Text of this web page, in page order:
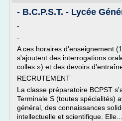
- B.C.P.S.T. - Lycée
-
-
A ces horaires d'enseignement
s'ajoutent des interrogations
colles ») et des devoirs
RECRUTEMENT
La classe préparatoire BCPST
Terminale S (toutes spécialités)
général, des connaissances
intellectuelle et scientifique. Elle...